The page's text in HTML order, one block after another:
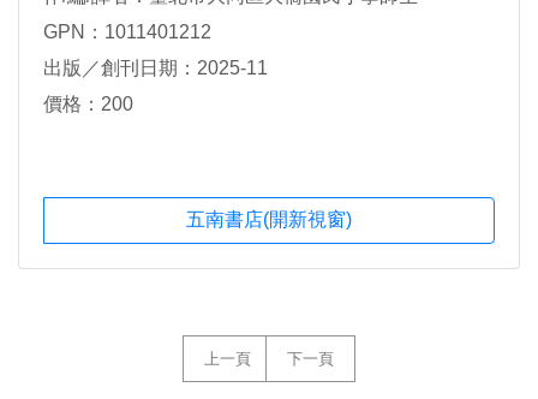
GPN：1011401212
出版／創刊日期：2025-11
價格：200
五南書店(開新視窗)
上一頁 下一頁